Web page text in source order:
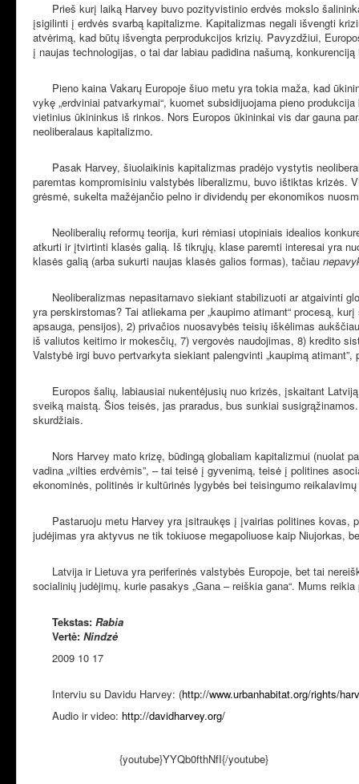
Prieš kurį laiką Harvey buvo pozityvistinio erdvės mokslo
įsigilinti į erdvės svarbą kapitalizme. Kapitalizmas negali išvengti
atvėrimą, kad būtų išvengta perprodukcijos krizių. Pavyzdžiui,
į naujas technologijas, o tai dar labiau padidina našumą,
Pieno kaina Vakarų Europoje šiuo metu yra tokia maža, kad
vykę „erdviniai patvarkymai“, kuomet subsidijuojama pieno
vietinius ūkininkus iš rinkos. Nors Europos ūkininkai vis dar gauna
neoliberalaus kapitalizmo.
Pasak Harvey, šiuolaikinis kapitalizmas pradėjo vystytis
paremtas kompromisiniu valstybės liberalizmu, buvo ištiktas krizės.
grėsmė, sukelta mažėjančio pelno ir dividendų per ekonomikos
Neoliberalių reformų teorija, kuri rėmiasi utopiniais idealios
atkurti ir įtvirtinti klasės galią. Iš tikrųjų, klase paremti interesai yra
klasės galią (arba sukurti naujas klasės galios formas), tačiau
Neoliberalizmas nepasitarnavo siekiant stabilizuoti ar atgaivinti
yra perskirstomas? Tai atliekama per „kaupimo atimant“ procesą,
apsauga, pensijos), 2) privačios nuosavybės teisių iškėlimas
iš valiutos keitimo ir mokesčių, 7) vergovės naudojimas, 8) kredito
Valstybė irgi buvo pertvarkyta siekiant palengvinti „kaupimą
Europos šalių, labiausiai nukentėjusių nuo krizės, įskaitant
sveiką maistą. Šios teisės, jas praradus, bus sunkiai
skurdžiais.
Nors Harvey mato krizę, būdingą globaliam kapitalizmui (nuolat
vadina „vilties erdvėmis”, –tai teisė į gyvenimą, teisė į politines
ekonominės, politinės ir kultūrinės lygybės bei teisingumo
Pastaruoju metu Harvey yra įsitraukęs į įvairias politines kovas,
judėjimas yra aktyvus ne tik tokiuose megapoliuose kaip Niujorkas,
Latvija ir Lietuva yra periferinės valstybės Europoje, bet tai
socialinių judėjimų, kurie pasakys „Gana – reiškia gana“. Mums
Tekstas: Rabia
Vertė: Nindzė
2009 10 17
Interviu su Davidu Harvey: (http://www.urbanhabitat.org/rights/
Audio ir video: http://davidharvey.org/
{youtube}YYQb0fthNfI{/youtube}